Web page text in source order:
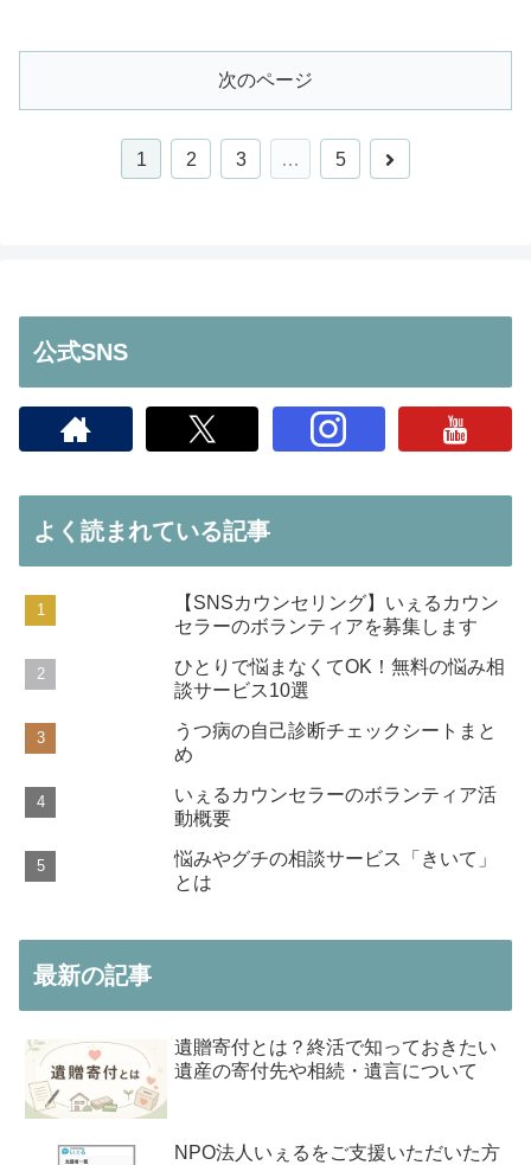
次のページ
1 2 3 … 5
次
公式SNS
よく読まれている記事
【SNSカウンセリング】いぇるカウン
セラーのボランティアを募集します
ひとりで悩まなくてOK！無料の悩み相
談サービス10選
うつ病の自己診断チェックシートまと
め
いぇるカウンセラーのボランティア活
動概要
悩みやグチの相談サービス「きいて」
とは
最新の記事
遺贈寄付とは？終活で知っておきたい
遺産の寄付先や相続・遺言について
NPO法人いぇるをご支援いただいた方